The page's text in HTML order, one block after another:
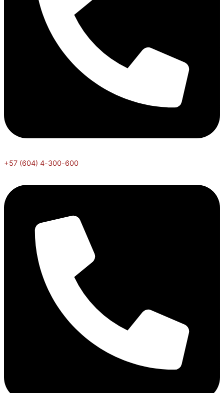
+57 (604) 4-300-600